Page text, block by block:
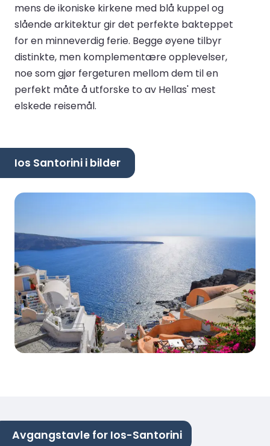
mens de ikoniske kirkene med blå kuppel og
slående arkitektur gir det perfekte bakteppet
for en minneverdig ferie. Begge øyene tilbyr
distinkte, men komplementære opplevelser,
noe som gjør fergeturen mellom dem til en
perfekt måte å utforske to av Hellas' mest
elskede reisemål.
Ios Santorini i bilder
Avgangstavle for Ios-Santorini